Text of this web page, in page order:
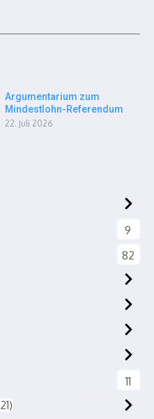
Argumentarium zum
Mindestlohn-Referendum
22. Juli 2026
9
82
11
21